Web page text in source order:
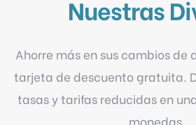
Nuestras
Ahorre más en sus cambios de
tarjeta de descuento gratuita.
tasas y tarifas reducidas en
monedas.